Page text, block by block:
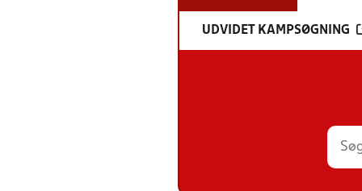
UDVIDET KAMPSØGNING